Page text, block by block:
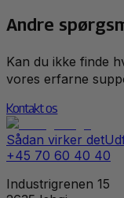
Andre
Kan du ikke finde
vores erfarne
Kontakt os
Sådan virker det
+45 70 60 40 40
Industrigrenen 15